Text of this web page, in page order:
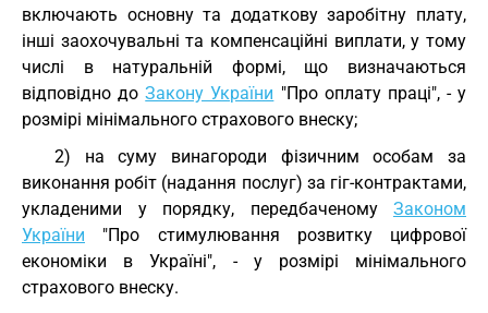
включають основну та додаткову заробітну плату,
інші заохочувальні та компенсаційні виплати, у тому
числі в натуральній формі, що визначаються
відповідно доЗакону України "Про оплату праці", - у
розмірі мінімального страхового внеску;
2) на суму винагороди фізичним особам за
виконання робіт (надання послуг) за гіг-контрактами,
укладеними у порядку, передбаченому Законом
України "Про стимулювання розвитку цифрової
економіки в Україні", - у розмірі мінімального
страхового внеску.